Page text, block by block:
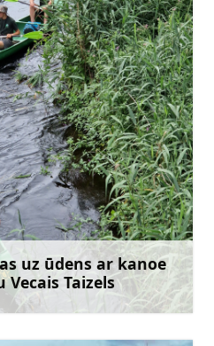
uz ūdens ar kanoe
Taizels
Uzzināt vairāk